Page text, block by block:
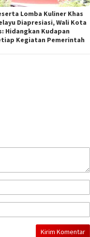
Lomba Kuliner Khas
Diapresiasi, Wali Kota
Hidangkan Kudapan
Kegiatan Pemerintah